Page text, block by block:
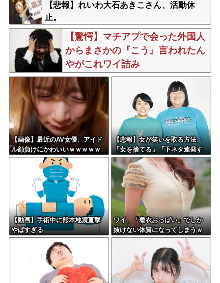
【悲報】れいわ大石あきこさん、活動休
止。
【驚愕】マチアプで会った外国人
からまさかの『こう』言われたん
やがこれワイ詰み
か？？？？？？？
【画像】最近のAV女優、アイド
ル顔負けにかわいいｗｗｗｗｗ
【悲報】女が笑いを取る方法、
「女を捨てる」「下ネタ連発す
る」「体を張る」しかないｗｗ
ｗｗｗ
【動画】手術中に熊本地震直撃
やばすぎる
ワイ、「着衣おっばい」でしか
抜けない体質になってしまうｗ
ｗｗｗｗ